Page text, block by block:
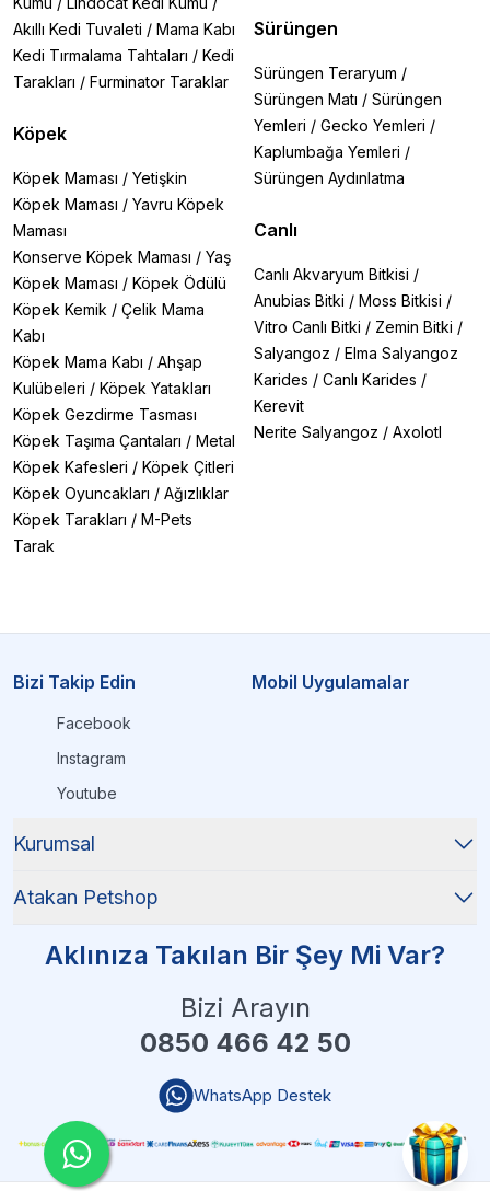
Akıllı Kedi Tuvaleti / Mama Kabı
Kedi Tırmalama Tahtaları / Kedi
Tarakları / Furminator Taraklar
Köpek
Köpek Maması / Yetişkin
Köpek Maması / Yavru Köpek
Maması
Konserve Köpek Maması / Yaş
Köpek Maması / Köpek Ödülü
Köpek Kemik / Çelik Mama
Kabı
Köpek Mama Kabı / Ahşap
Kulübeleri / Köpek Yatakları
Köpek Gezdirme Tasması
Köpek Taşıma Çantaları / Metal
Köpek Kafesleri / Köpek Çitleri
Köpek Oyuncakları / Ağızlıklar
Köpek Tarakları / M-Pets
Tarak
Sürüngen
Sürüngen Teraryum /
Sürüngen Matı / Sürüngen
Yemleri / Gecko Yemleri /
Kaplumbağa Yemleri /
Sürüngen Aydınlatma
Canlı
Canlı Akvaryum Bitkisi /
Anubias Bitki / Moss Bitkisi /
Vitro Canlı Bitki / Zemin Bitki /
Salyangoz / Elma Salyangoz
Karides / Canlı Karides /
Kerevit
Nerite Salyangoz / Axolotl
Bizi Takip Edin
Facebook
Instagram
Youtube
Mobil Uygulamalar
Kurumsal
Atakan Petshop
Aklınıza Takılan Bir Şey Mi Var?
Bizi Arayın
0850 466 42 50
WhatsApp Destek